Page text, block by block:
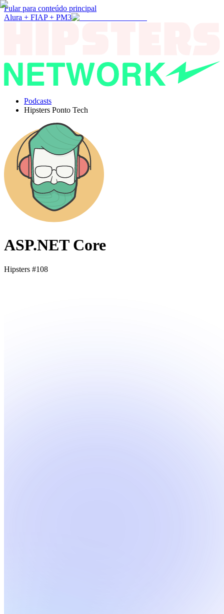
Pular para conteúdo principal
Alura + FIAP + PM3
Podcasts
Hipsters Ponto Tech
ASP.NET Core
Hipsters #108